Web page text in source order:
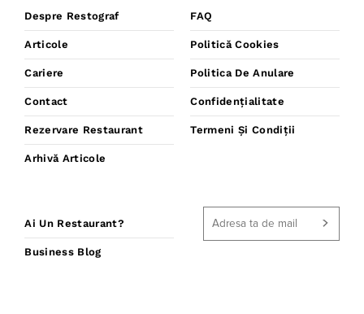
Despre Restograf
Articole
Cariere
Contact
Rezervare Restaurant
Arhivă Articole
FAQ
Politică Cookies
Politica De Anulare
Confidențialitate
Termeni Și Condiții
Ai Un Restaurant?
Business Blog